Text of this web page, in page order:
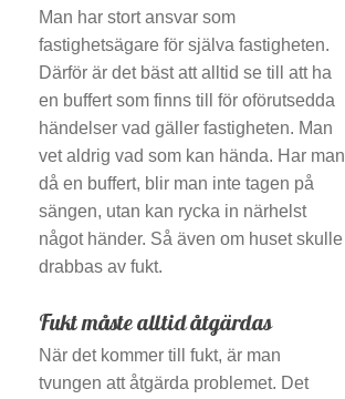
Man har stort ansvar som
fastighetsägare för själva fastigheten.
Därför är det bäst att alltid se till att ha
en buffert som finns till för oförutsedda
händelser vad gäller fastigheten. Man
vet aldrig vad som kan hända. Har man
då en buffert, blir man inte tagen på
sängen, utan kan rycka in närhelst
något händer. Så även om huset skulle
drabbas av fukt.
Fukt måste alltid åtgärdas
När det kommer till fukt, är man
tvungen att åtgärda problemet. Det